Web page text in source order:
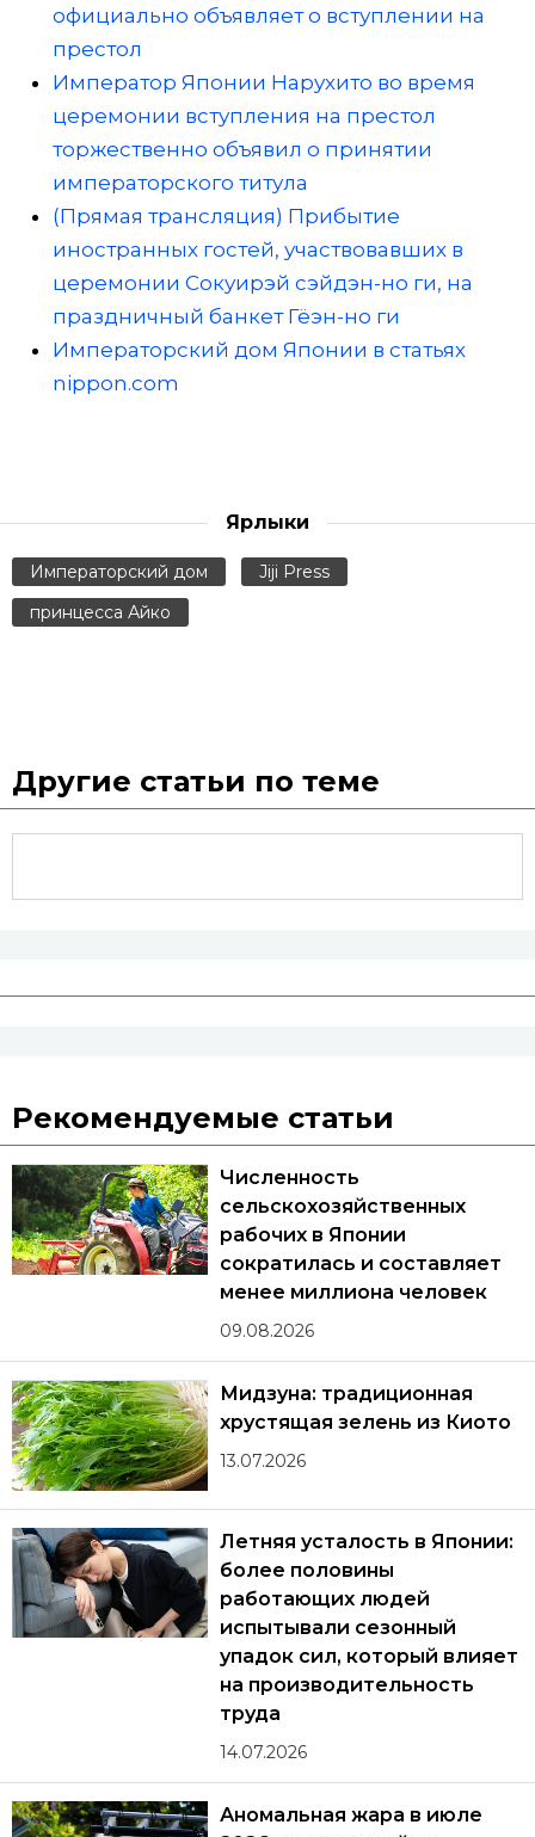
официально объявляет о вступлении на
престол
Император Японии Нарухито во время
церемонии вступления на престол
торжественно объявил о принятии
императорского титула
(Прямая трансляция) Прибытие
иностранных гостей, участвовавших в
церемонии Сокуирэй сэйдэн-но ги, на
праздничный банкет Гёэн-но ги
Императорский дом Японии в статьях
nippon.com
Ярлыки
Императорский дом
Jiji Press
принцесса Айко
Другие статьи по теме
Рекомендуемые статьи
Численность
сельскохозяйственных
рабочих в Японии
сократилась и составляет
менее миллиона человек
09.08.2026
Мидзуна: традиционная
хрустящая зелень из Киото
13.07.2026
Летняя усталость в Японии:
более половины
работающих людей
испытывали сезонный
упадок сил, который влияет
на производительность
труда
14.07.2026
Аномальная жара в июле